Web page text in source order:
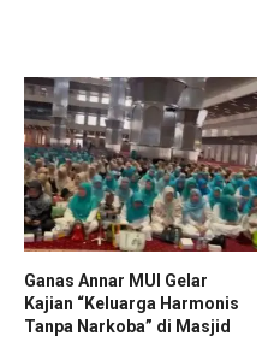
Ganas Annar MUI Gelar
Kajian “Keluarga Harmonis
Tanpa Narkoba” di Masjid